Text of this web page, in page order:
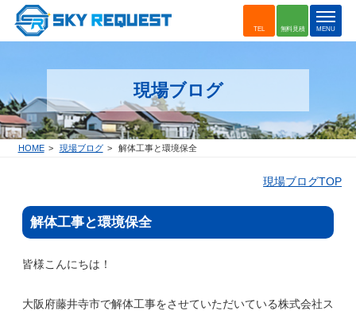
無料見積
TEL
t
o
n
a
g
a
i
MENU
現場ブログ
HOME 現場ブログ 解体工事と環境保全
現場ブログTOP
解体工事と環境保全
皆様こんにちは！
大阪府藤井寺市で解体工事をさせていただいている株式会社ス